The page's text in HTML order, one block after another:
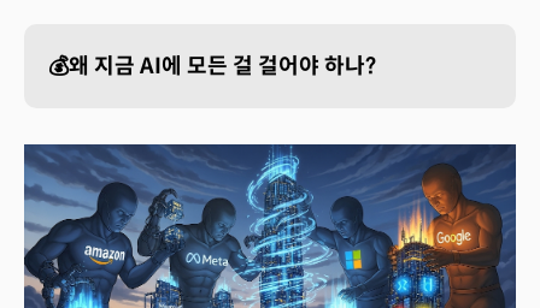
💰왜 지금 AI에 모든 걸 걸어야 하나?